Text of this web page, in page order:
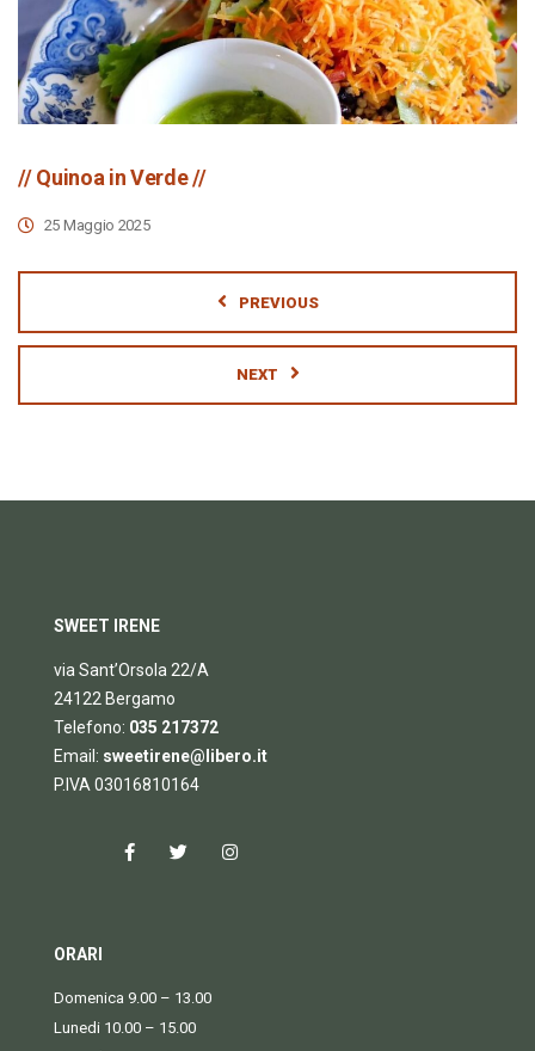
// Quinoa in Verde //
25 Maggio 2025
PREVIOUS
NEXT
SWEET IRENE
via Sant’Orsola 22/A
24122 Bergamo
Telefono: 035 217372
Email: sweetirene@libero.it
P.IVA 03016810164
ORARI
Domenica 9.00 – 13.00
Lunedi 10.00 – 15.00